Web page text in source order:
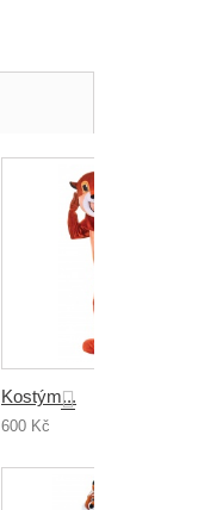
Kostým...
600 Kč